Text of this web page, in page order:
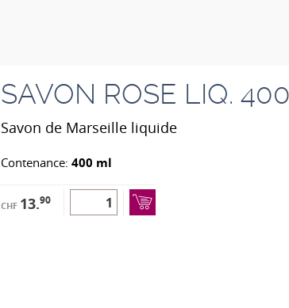
SAVON ROSE LIQ.
Savon de Marseille liquide
Contenance: 400 ml
CHF 13.90